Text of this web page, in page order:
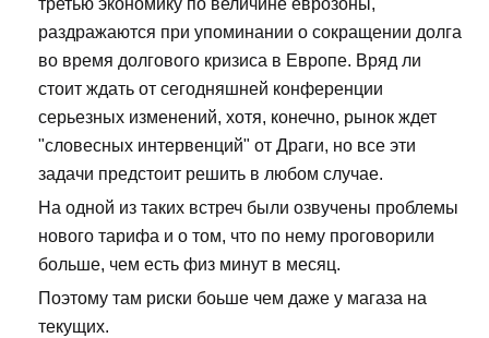
третью экономику по величине еврозоны,
раздражаются при упоминании о сокращении долга
во время долгового кризиса в Европе. Вряд ли
стоит ждать от сегодняшней конференции
серьезных изменений, хотя, конечно, рынок ждет
"словесных интервенций" от Драги, но все эти
задачи предстоит решить в любом случае.
На одной из таких встреч были озвучены проблемы
нового тарифа и о том, что по нему проговорили
больше, чем есть физ минут в месяц.
Поэтому там риски боьше чем даже у магаза на
текущих.